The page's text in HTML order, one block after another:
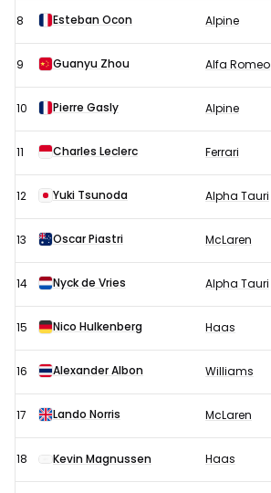
8 Esteban Ocon Alpine
9 Guanyu Zhou Alfa Romeo
10 Pierre Gasly Alpine
11 Charles Leclerc Ferrari
12 Yuki Tsunoda Alpha Tauri
13 Oscar Piastri McLaren
14 Nyck de Vries Alpha Tauri
15 Nico Hulkenberg Haas
16 Alexander Albon Williams
17 Lando Norris McLaren
18 Kevin Magnussen Haas